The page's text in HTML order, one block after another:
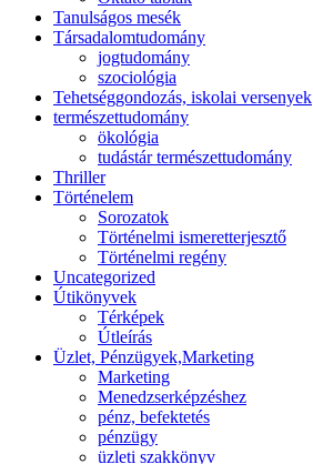
Tanulságos mesék
Társadalomtudomány
jogtudomány
szociológia
Tehetséggondozás, iskolai versenyek
természettudomány
ökológia
tudástár természettudomány
Thriller
Történelem
Sorozatok
Történelmi ismeretterjesztő
Történelmi regény
Uncategorized
Útikönyvek
Térképek
Útleírás
Üzlet, Pénzügyek,Marketing
Marketing
Menedzserképzéshez
pénz, befektetés
pénzügy
üzleti szakkönyv